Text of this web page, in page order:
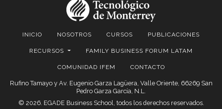
INICIO NOSOTROS CURSOS PUBLICACIONES
RECURSOS FAMILY BUSINESS FORUM LATAM
COMUNIDAD IFEM CONTACTO
Rufino Tamayo y Av. Eugenio Garza Lagüera, Valle Oriente, 66269 San
Pedro Garza García, N.L.
© 2026. EGADE Business School, todos los derechos reservados.